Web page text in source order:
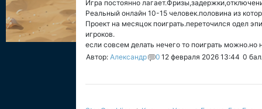
Игра постоянно
Реальный онлайн 10-15 человек.половина из
Проект на месяцок поиграть.переточился одел
игроков.
если совсем делать нечего то поиграть можно.но
Автор: Александр 0 12 февраля 2026 13:44 0